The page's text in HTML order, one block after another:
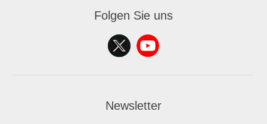
Folgen Sie uns
Newsletter